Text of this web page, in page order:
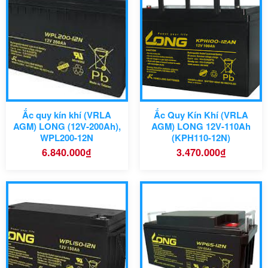
Tuổi Thọ:
12 năm
điện (UPS), năng lượng
mặt trời, viễn thông và các
hệ thống dự phòn
Ắc quy kín khí (VRLA
AGM) LONG (12V-200Ah),
WPL200-12N
6.840.000₫
330 x 171 x
Công nghệ:
Ứng dụng phù hợp:
Ắc Quy Kín Khí (VRLA
AGM) LONG 12V-110Ah
(KPH110-12N)
3.470.000₫
483 x 170 x
240 (mm)
Công nghệ:
Kích thước (dài x rộng x
Công nghệ: